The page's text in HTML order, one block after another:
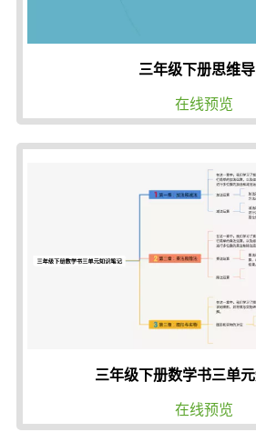
三年级下册思维
在线预览
三年级下册数学书三单
在线预览